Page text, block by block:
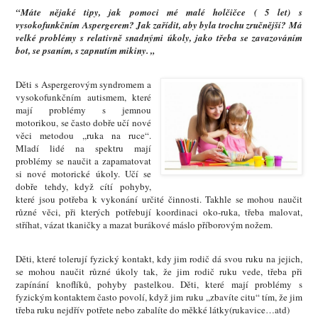
“Máte nějaké tipy, jak pomoci mé malé holčičce ( 5 let) s
vysokofunkčním Aspergerem? Jak zařídit, aby byla trochu zručnější? Má
velké problémy s relativně snadnými úkoly, jako třeba se zavazováním
bot, se psaním, s zapnutím mikiny. „
Děti s Aspergerovým syndromem a
vysokofunkčním autismem, které
mají problémy s jemnou
motorikou, se často dobře učí nové
věci metodou ,,ruka na ruce“.
Mladí lidé na spektru mají
problémy se naučit a zapamatovat
si nové motorické úkoly. Učí se
dobře tehdy, když cítí pohyby,
které jsou potřeba k vykonání určité činnosti. Takhle se mohou naučit
různé věci, při kterých potřebují koordinaci oko-ruka, třeba malovat,
stříhat, vázat tkaničky a mazat burákové máslo příborovým nožem.
Děti, které tolerují fyzický kontakt, kdy jim rodič dá svou ruku na jejich,
se mohou naučit různé úkoly tak, že jim rodič ruku vede, třeba při
zapínání knoflíků, pohyby pastelkou. Děti, které mají problémy s
fyzickým kontaktem často povolí, když jim ruku ,,zbavíte citu“ tím, že jim
třeba ruku nejdřív potřete nebo zabalíte do měkké látky(rukavice…atd)